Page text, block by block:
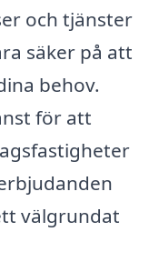
och tjänster
säker på att
behov.
för att
välgrundat